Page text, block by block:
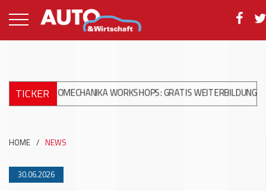
TICKER
AUTOMECHANIKA WORKSHOPS: GRATIS WEITERBILDUNG ZUR
HOME / NEWS
30.06.2026